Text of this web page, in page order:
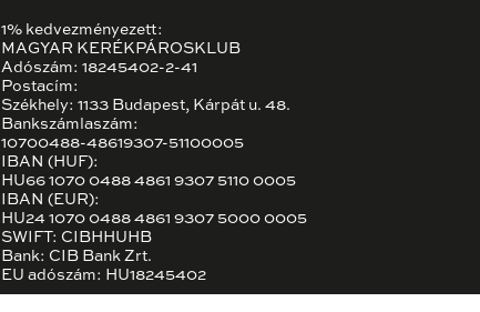
1% kedvezményezett:
MAGYAR KERÉKPÁROSKLUB
Adószám: 18245402-2-41
Postacím:
Székhely: 1133 Budapest, Kárpát u. 48.
Bankszámlaszám:
10700488-48619307-51100005
IBAN (HUF):
HU66 1070 0488 4861 9307 5110 0005
IBAN (EUR):
HU24 1070 0488 4861 9307 5000 0005
SWIFT: CIBHHUHB
Bank: CIB Bank Zrt.
EU adószám: HU18245402